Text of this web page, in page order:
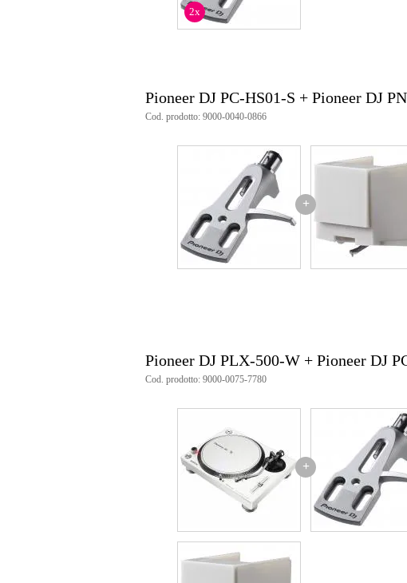
2x
Pioneer DJ PC-HS01-S + Pioneer DJ
Cod. prodotto: 9000-0040-0866
+
Pioneer DJ PLX-500-W + Pioneer DJ
Cod. prodotto: 9000-0075-7780
+